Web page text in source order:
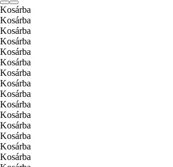
Kosárba
Kosárba
Kosárba
Kosárba
Kosárba
Kosárba
Kosárba
Kosárba
Kosárba
Kosárba
Kosárba
Kosárba
Kosárba
Kosárba
Kosárba